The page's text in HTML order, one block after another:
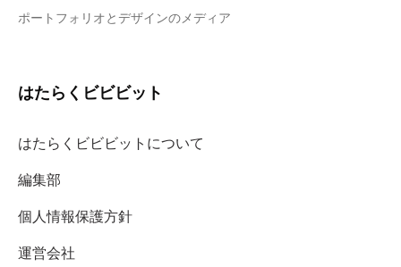
ポートフォリオとデザインのメディア
はたらくビビビット
はたらくビビビットについて
編集部
個人情報保護方針
運営会社